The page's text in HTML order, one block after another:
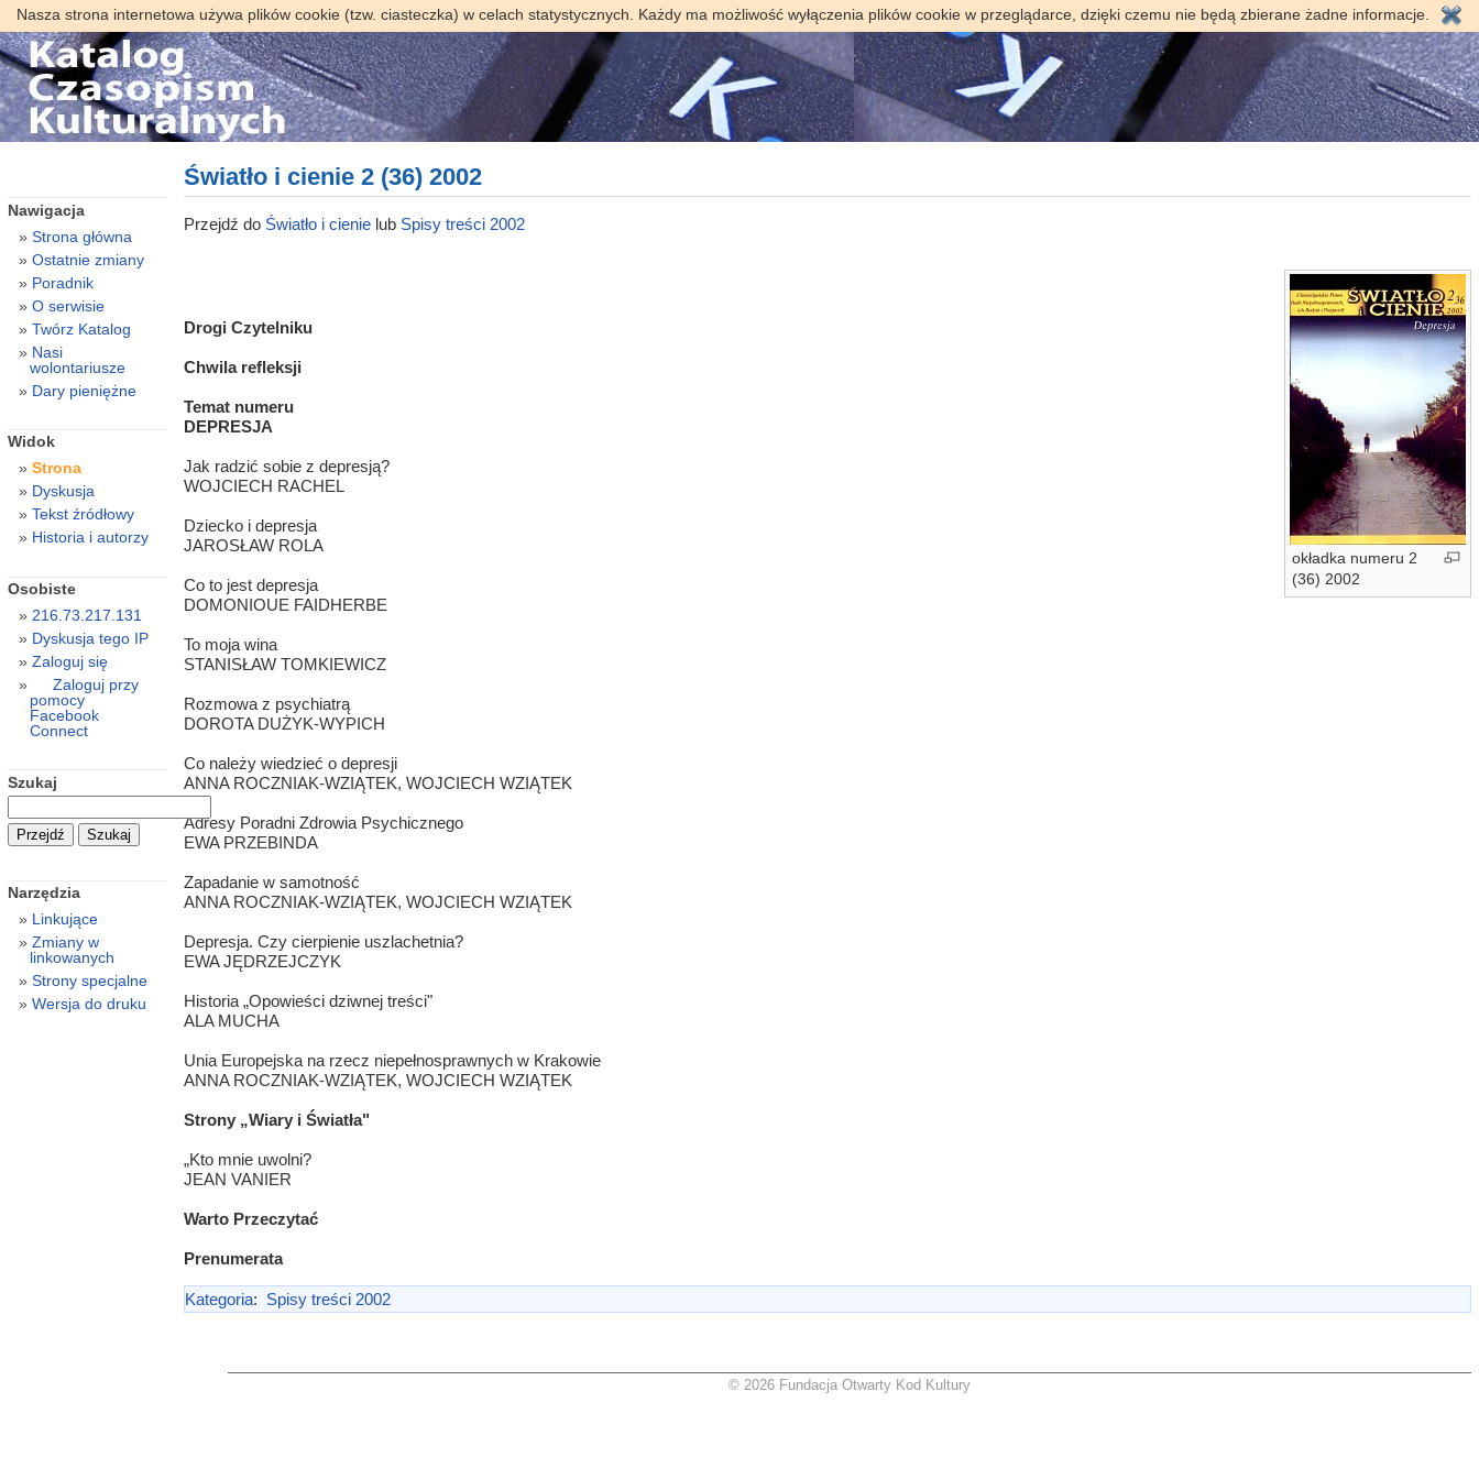
Nasza strona internetowa używa plików cookie (tzw. ciasteczka) w celach statystycznych. Każdy ma możliwość wyłączenia plików cookie w przeglądarce, dzięki czemu nie będą zbierane żadne informacje.
Światło i cienie 2 (36) 2002
Przejdź do Światło i cienie lub Spisy treści 2002
okładka numeru 2
(36) 2002
Drogi Czytelniku
Chwila refleksji
Temat numeru
DEPRESJA
Jak radzić sobie z depresją?
WOJCIECH RACHEL
Dziecko i depresja
JAROSŁAW ROLA
Co to jest depresja
DOMONIOUE FAIDHERBE
To moja wina
STANISŁAW TOMKIEWICZ
Rozmowa z psychiatrą
DOROTA DUŻYK-WYPICH
Co należy wiedzieć o depresji
ANNA ROCZNIAK-WZIĄTEK, WOJCIECH WZIĄTEK
Adresy Poradni Zdrowia Psychicznego
EWA PRZEBINDA
Zapadanie w samotność
ANNA ROCZNIAK-WZIĄTEK, WOJCIECH WZIĄTEK
Depresja. Czy cierpienie uszlachetnia?
EWA JĘDRZEJCZYK
Historia „Opowieści dziwnej treści"
ALA MUCHA
Unia Europejska na rzecz niepełnosprawnych w Krakowie
ANNA ROCZNIAK-WZIĄTEK, WOJCIECH WZIĄTEK
Strony „Wiary i Światła"
„Kto mnie uwolni?
JEAN VANIER
Warto Przeczytać
Prenumerata
Kategoria: Spisy treści 2002
Nawigacja
Strona główna
Ostatnie zmiany
Poradnik
O serwisie
Twórz Katalog
Nasi
wolontariusze
Dary pieniężne
Widok
Strona
Dyskusja
Tekst źródłowy
Historia i autorzy
Osobiste
216.73.217.131
Dyskusja tego IP
Zaloguj się
Zaloguj przy
pomocy
Facebook
Connect
Szukaj
Narzędzia
Linkujące
Zmiany w
linkowanych
Strony specjalne
Wersja do druku
© 2026 Fundacja Otwarty Kod Kultury